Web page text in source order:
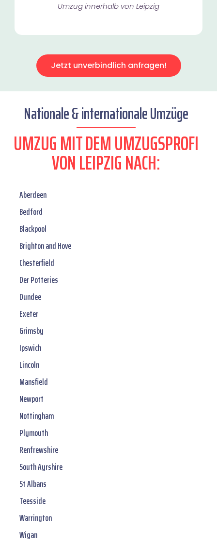
Umzug innerhalb von Leipzig​
Jetzt unverbindlich anfragen!
Nationale & internationale Umzüge
UMZUG MIT DEM UMZUGSPROFI
VON LEIPZIG NACH:
Aberdeen
Bedford
Blackpool
Brighton and Hove
Chesterfield
Der Potteries
Dundee
Exeter
Grimsby
Ipswich
Lincoln
Mansfield
Newport
Nottingham
Plymouth
Renfrewshire
South Ayrshire
St Albans
Teesside
Warrington
Wigan